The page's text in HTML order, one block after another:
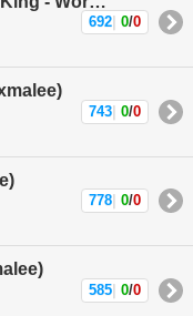
692 0/0
743 0/0
778 0/0
585 0/0